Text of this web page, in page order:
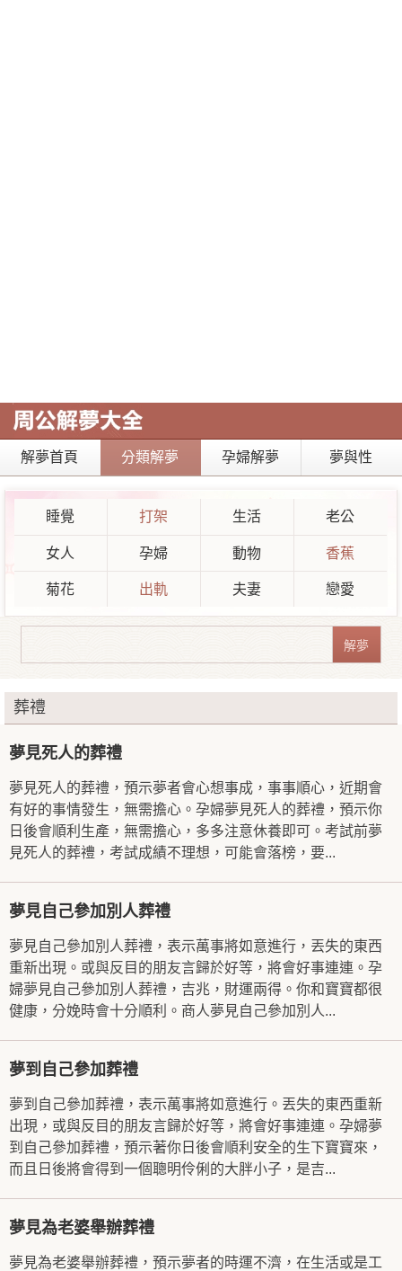
解夢首頁 分類解夢 孕婦解夢 夢與性
睡覺 打架 生活 老公
女人 孕婦 動物 香蕉
菊花 出軌 夫妻 戀愛
葬禮
夢見死人的葬禮
夢見死人的葬禮，預示夢者會心想事成，事事順心，近期會
有好的事情發生，無需擔心。孕婦夢見死人的葬禮，預示你
日後會順利生產，無需擔心，多多注意休養即可。考試前夢
見死人的葬禮，考試成績不理想，可能會落榜，要...
夢見自己參加別人葬禮
夢見自己參加別人葬禮，表示萬事將如意進行，丟失的東西
重新出現。或與反目的朋友言歸於好等，將會好事連連。孕
婦夢見自己參加別人葬禮，吉兆，財運兩得。你和寶寶都很
健康，分娩時會十分順利。商人夢見自己參加別人...
夢到自己參加葬禮
夢到自己參加葬禮，表示萬事將如意進行。丟失的東西重新
出現，或與反目的朋友言歸於好等，將會好事連連。孕婦夢
到自己參加葬禮，預示著你日後會順利安全的生下寶寶來，
而且日後將會得到一個聰明伶俐的大胖小子，是吉...
夢見為老婆舉辦葬禮
夢見為老婆舉辦葬禮，預示夢者的時運不濟，在生活或是工